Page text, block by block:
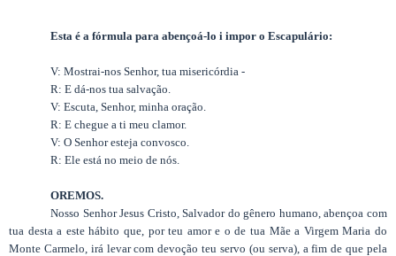
Esta é a fórmula para abençoá-lo i impor o Escapulário:
V: Mostrai-nos Senhor, tua misericórdia -
R: E dá-nos tua salvação.
V: Escuta, Senhor, minha oração.
R: E chegue a ti meu clamor.
V: O Senhor esteja convosco.
R: Ele está no meio de nós.
OREMOS.
Nosso Senhor Jesus Cristo, Salvador do gênero humano, abençoa com
tua desta a este hábito que, por teu amor e o de tua Mãe a Virgem Maria do
Monte Carmelo, irá levar com devoção teu servo (ou serva), a fim de que pela